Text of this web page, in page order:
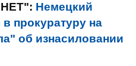
Немецкий
прокуратуру на
об изнасиловании